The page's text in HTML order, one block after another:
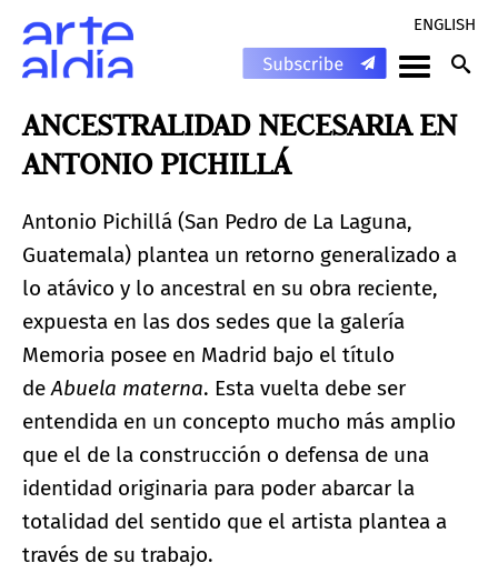
ENGLISH
ANCESTRALIDAD NECESARIA EN
ANTONIO PICHILLÁ
Antonio Pichillá (San Pedro de La Laguna,
Guatemala) plantea un retorno generalizado a
lo atávico y lo ancestral en su obra reciente,
expuesta en las dos sedes que la galería
Memoria posee en Madrid bajo el título
deAbuela materna. Esta vuelta debe ser
entendida en un concepto mucho más amplio
que el de la construcción o defensa de una
identidad originaria para poder abarcar la
totalidad del sentido que el artista plantea a
través de su trabajo.